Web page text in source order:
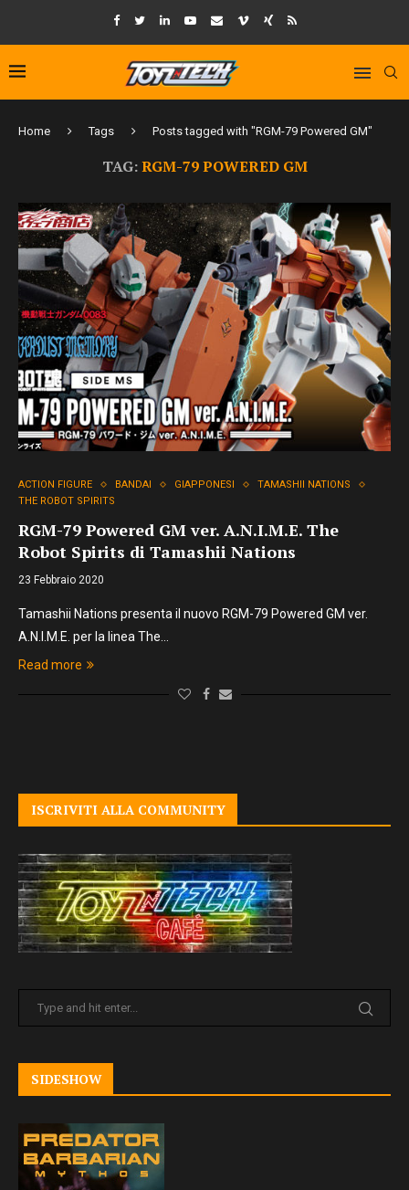
Home Tags Posts tagged with "RGM-79 Powered GM"
TAG:RGM-79 POWERED GM
ACTION FIGURE BANDAI GIAPPONESI
TAMASHII NATIONS
THE ROBOT SPIRITS
RGM-79 Powered GM ver. A.N.I.M.E. The
Robot Spirits di Tamashii Nations
23 Febbraio 2020
Tamashii Nations presenta il nuovo RGM-79 Powered GM ver.
A.N.I.M.E. per la linea The…
Read more
ISCRIVITI ALLA COMMUNITY
SIDESHOW